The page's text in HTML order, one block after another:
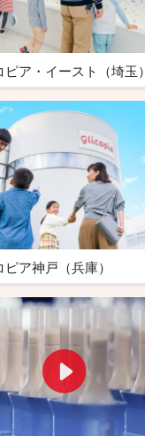
ア・イースト（埼玉）
ア神戸（兵庫）